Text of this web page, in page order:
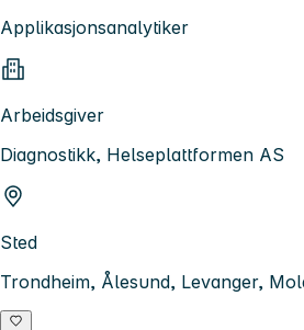
Applikasjonsanalytiker
Arbeidsgiver
Diagnostikk, Helseplattformen AS
Sted
Trondheim, Ålesund, Levanger,